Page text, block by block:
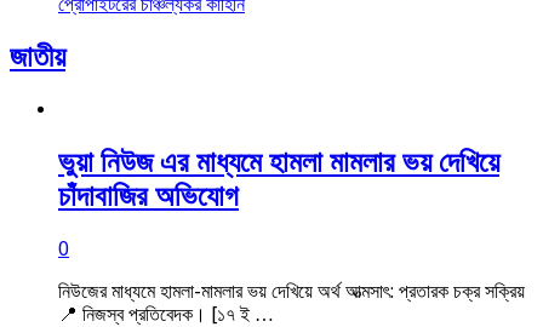
জাতীয়
ভুয়া নিউজ এর মাধ্যমে হামলা মামলার ভয় দেখিয়ে
চাঁদাবাজির অভিযোগ
0
নিউজের মাধ্যমে হামলা-মামলার ভয় দেখিয়ে অর্থ আত্মসাৎ: প্রতারক চক্র সক্রিয়
📍 নিজস্ব প্রতিবেদক। [১৭ ই …